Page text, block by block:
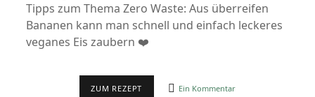
Tipps zum Thema Zero Waste: Aus überreifen
Bananen kann man schnell und einfach leckeres
veganes Eis zaubern ❤️
ZUM REZEPT Ein Kommentar